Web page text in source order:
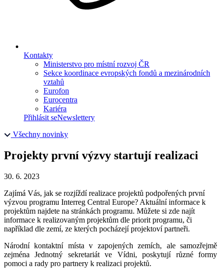
Kontakty
Ministerstvo pro místní rozvoj ČR
Sekce koordinace evropských fondů a mezinárodních
vztahů
Eurofon
Eurocentra
Kariéra
Přihlásit seNewslettery
Všechny novinky
Projekty první výzvy startují realizaci
30. 6. 2023
Zajímá Vás, jak se rozjíždí realizace projektů podpořených první
výzvou programu Interreg Central Europe? Aktuální informace k
projektům najdete na stránkách programu. Můžete si zde najít
informace k realizovaným projektům dle priorit programu, či
například dle zemí, ze kterých pocházejí projektoví partneři.
Národní kontaktní místa v zapojených zemích, ale samozřejmě
zejména Jednotný sekretariát ve Vídni, poskytují různé formy
pomoci a rady pro partnery k realizaci projektů.